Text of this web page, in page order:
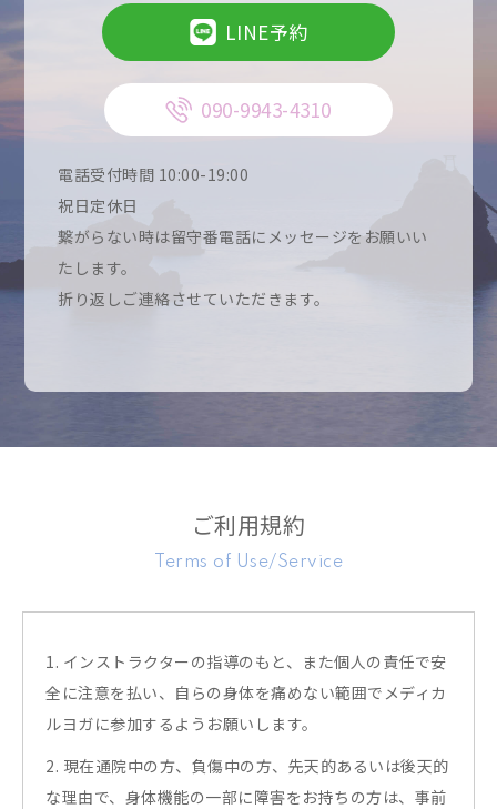
LINE予約
090-9943-4310
電話受付時間 10:00-19:00
祝日定休日
繋がらない時は留守番電話にメッセージをお願いい
たします。
折り返しご連絡させていただきます。
ご利用規約
Terms of Use/Service
1. インストラクターの指導のもと、また個人の責任で安
全に注意を払い、自らの身体を痛めない範囲でメディカ
ルヨガに参加するようお願いします。
2. 現在通院中の方、負傷中の方、先天的あるいは後天的
な理由で、身体機能の一部に障害をお持ちの方は、事前